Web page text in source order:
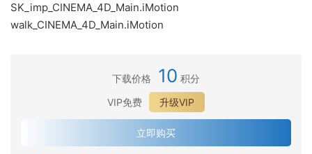
SK_imp_CINEMA_4D_Main.iMotion
walk_CINEMA_4D_Main.iMotion
下载价格 10 积分
VIP免费
升级VIP
立即购买